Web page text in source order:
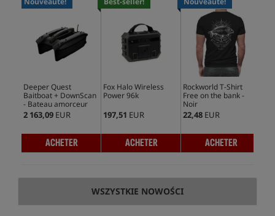
Deeper Quest
Baitboat + DownScan
- Bateau amorceur
2 163,09 EUR
ACHETER
Fox Halo Wireless
Power 96k
197,51 EUR
ACHETER
Rockworld T-Shirt
Free on the bank -
Noir
22,48 EUR
ACHETER
WSZYSTKIE NOWOŚCI